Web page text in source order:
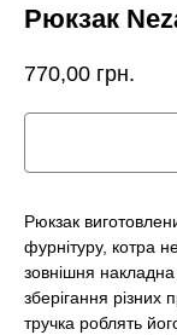
Рюкзак
770,00 грн.
Рюкзак
фурнітуру, котра
зовнішня
зберігання різних
тручка роблять